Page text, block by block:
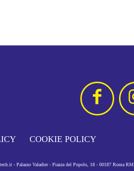
COOKIE POLICY
- Palazzo Valadier - Piazza del Popolo, 18 - 00187 Roma RM